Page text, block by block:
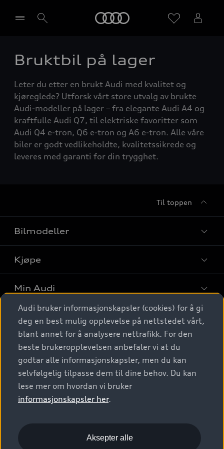
Velg forhandler
Bruktbil på lager
Leter du etter en brukt Audi med kvalitet og
kjøreglede? Utforsk vårt store utvalg av brukte
Audi-modeller på lager – fra elegante Audi A4 og
kraftfulle Audi Q7, til elektriske favoritter som
Audi Q4 e-tron, Q6 e-tron og A6 e-tron. Alle våre
biler er godt vedlikeholdte, kvalitetssikrede og
leveres med garanti for din trygghet.
Til toppen
Bilmodeller
Finn din Audi
Sammenlign bilmodeller
Elbiler
SUV
Stasjonsvogn
Sportback
S/RS
Konseptbiler og prototyper
Kjøpe
Kjøpshjelp
Biler på lager
Finn forhandler
Bestill prøvekjøring
Kontakt forhandler
Bilgarantier
Min Audi
Behold nybilfølelsen
Audi Originalt tilbehør
Verkstedtjenester
Digitale tjenester
Audi digitale tjenester
Audi connect
Functions on demand
Kom i gang med myAudi
Audi Norge
Kundeservice
Audi Driving Experience
© 2026 AUDI NORGE. All Rights Reserved.
Imprint
Audi bruker informasjonskapsler (cookies) for å gi
deg en best mulig opplevelse på nettstedet vårt,
blant annet for å analysere nettrafikk. For den
beste brukeropplevelsen anbefaler vi at du
godtar alle informasjonskapsler, men du kan
selvfølgelig tilpasse dem til dine behov. Du kan
lese mer om hvordan vi bruker
informasjonskapsler her.
Aksepter alle